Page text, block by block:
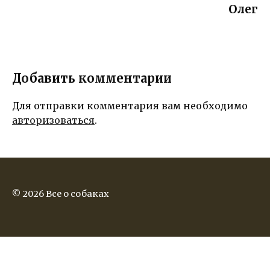
Олег
Добавить комментарии
Для отправки комментария вам необходимо
авторизоваться.
© 2026 Все о собаках